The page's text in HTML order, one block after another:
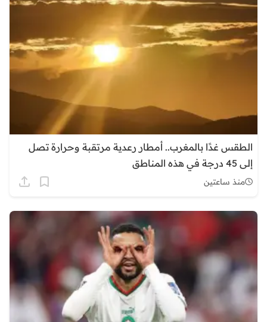
الطقس غدًا بالمغرب.. أمطار رعدية مرتقبة وحرارة تصل
إلى 45 درجة في هذه المناطق
منذ ساعتين